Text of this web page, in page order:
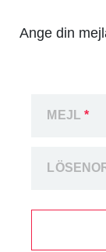
Ange din
MEJL*